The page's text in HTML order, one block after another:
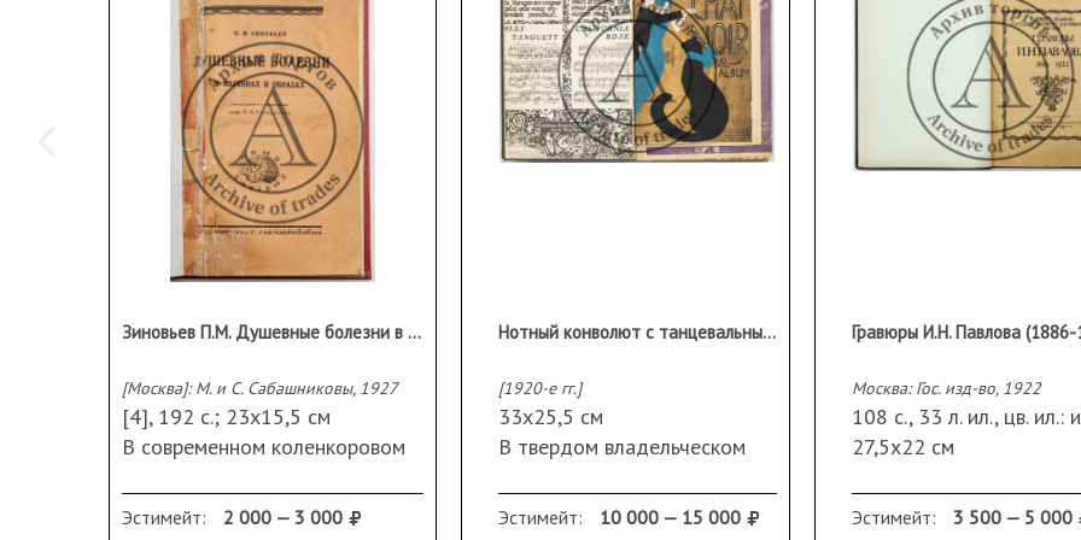
Зиновьев П.М. Душевные болезни в картинах и образах: Психозы, их сущность и формы проявления / Под ред. и с предисл. проф. П.Б. Ганнушкина
[Москва]: М. и С. Сабашниковы, 1927
[4], 192 с.; 23х15,5 см
В современном коленкоровом
сохранением бумажной
Эстимейт: 2 000 — 3 000
Нотный конволют с танцевальными мелодиями 1920-х гг. для фортепиано (некоторые издания – для голоса и фортепиано)
[1920-е гг.]
33х25,5 см
В твердом владельческом
Сохранность: трещины и
Эстимейт: 10 000 — 15 000
Москва: Гос. изд-во, 1922
108 с., 33 л. ил., цв. ил.:
27,5х22 см
переплете с
Эстимейт: 3 500 — 5 000